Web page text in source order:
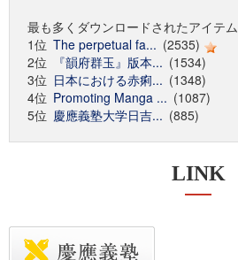
最も多くダウンロードされたアイテム
1位 The perpetual fa... (2535)
2位
『韻府群玉』版本... (1534)
3位 日本における赤痢... (1348)
4位 Promoting Manga ... (1087)
5位 慶應義塾大学日吉... (885)
LINK